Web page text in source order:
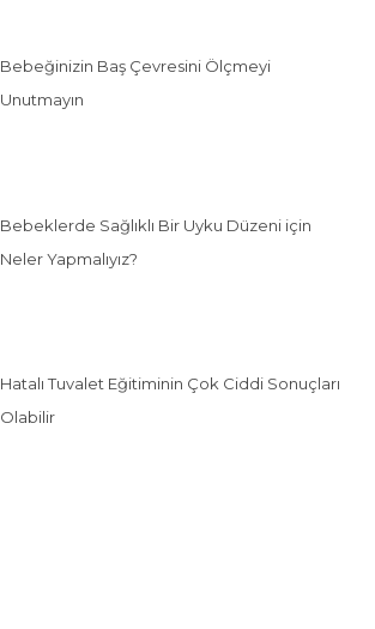
Bebeğinizin Baş Çevresini Ölçmeyi
Unutmayın
Bebeklerde Sağlıklı Bir Uyku Düzeni için
Neler Yapmalıyız?
Hatalı Tuvalet Eğitiminin Çok Ciddi Sonuçları
Olabilir